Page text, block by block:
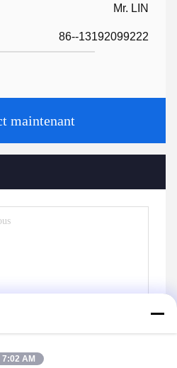
Mr. LIN
86--13192099222
maintenant
7:02 AM